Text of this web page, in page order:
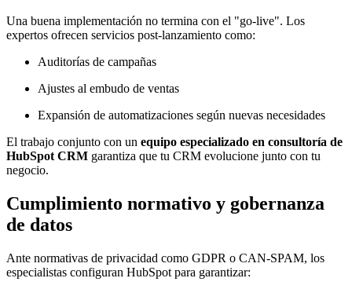
Una buena implementación no termina con el "go-live". Los
expertos ofrecen servicios post-lanzamiento como:
Auditorías de campañas
Ajustes al embudo de ventas
Expansión de automatizaciones según nuevas necesidades
El trabajo conjunto con un equipo especializado en consultoría de
HubSpot CRM garantiza que tu CRM evolucione junto con tu
negocio.
Cumplimiento normativo y gobernanza
de datos
Ante normativas de privacidad como GDPR o CAN-SPAM, los
especialistas configuran HubSpot para garantizar: